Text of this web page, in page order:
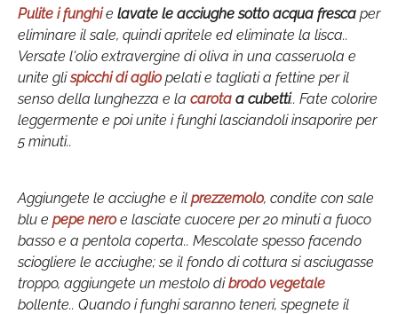
Pulite i funghie lavate le acciughe sotto acqua fresca per
eliminare il sale, quindi apritele ed eliminate la lisca..
Versate l'olio extravergine di oliva in una casseruola e
unite glispicchi di aglio pelati e tagliati a fettine per il
senso della lunghezza e la carota a cubetti.. Fate colorire
leggermente e poi unite i funghi lasciandoli insaporire per
5 minuti..
Aggiungete le acciughe e il prezzemolo, condite con sale
blu e pepe neroe lasciate cuocere per 20 minuti a fuoco
basso e a pentola coperta.. Mescolate spesso facendo
sciogliere le acciughe; se il fondo di cottura si asciugasse
troppo, aggiungete un mestolo dibrodo vegetale
bollente.. Quando i funghi saranno teneri, spegnete il